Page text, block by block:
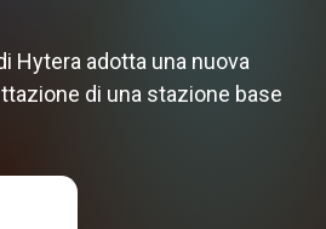
Hytera adotta una nuova
di una stazione base